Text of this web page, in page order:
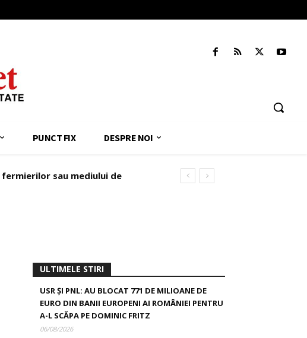
PUNCT FIX DESPRE NOI
sau mediului de
bine administrat
ULTIMELE STIRI
USR ȘI PNL: AU BLOCAT 771 DE MILIOANE DE
EURO DIN BANII EUROPENI AI ROMÂNIEI PENTRU
A-L SCĂPA PE DOMINIC FRITZ
06/08/2026